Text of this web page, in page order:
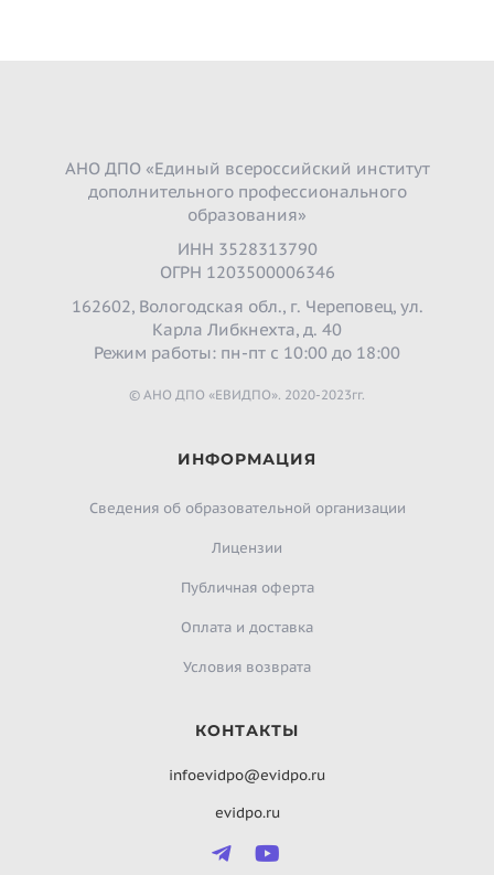
АНО ДПО «Единый всероссийский институт
дополнительного профессионального
образования»
ИНН 3528313790
ОГРН 1203500006346
162602, Вологодская обл., г. Череповец, ул.
Карла Либкнехта, д. 40
Режим работы: пн-пт с 10:00 до 18:00
© АНО ДПО «ЕВИДПО». 2020-2023гг.
ИНФОРМАЦИЯ
Сведения об образовательной организации
Лицензии
Публичная оферта
Оплата и доставка
Условия возврата
КОНТАКТЫ
infoevidpo@evidpo.ru
evidpo.ru